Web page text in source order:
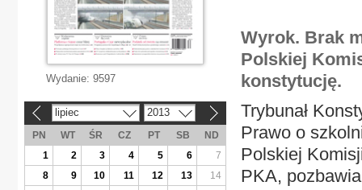
Wyrok. Brak
Polskiej
konstytucję.
Trybunał
Prawo o
Polskiej
PKA,
Wydanie: 9597
lipiec 2013
PN WT ŚR CZ PT SB
ND
1
2 3 4 5 6
7
8
9 10 11 12 13
14